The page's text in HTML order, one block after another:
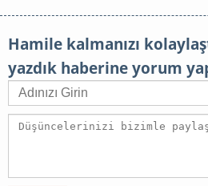
Hamile kalmanızı
yazdık haberine yorum